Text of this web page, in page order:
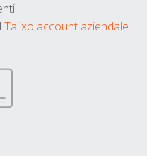
Talixo account aziendale